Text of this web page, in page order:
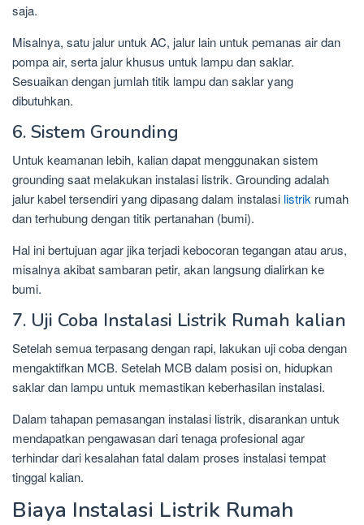
saja.
Misalnya, satu jalur untuk AC, jalur lain untuk pemanas air dan
pompa air, serta jalur khusus untuk lampu dan saklar.
Sesuaikan dengan jumlah titik lampu dan saklar yang
dibutuhkan.
6. Sistem Grounding
Untuk keamanan lebih, kalian dapat menggunakan sistem
grounding saat melakukan instalasi listrik. Grounding adalah
jalur kabel tersendiri yang dipasang dalam instalasi listrik rumah
dan terhubung dengan titik pertanahan (bumi).
Hal ini bertujuan agar jika terjadi kebocoran tegangan atau arus,
misalnya akibat sambaran petir, akan langsung dialirkan ke
bumi.
7. Uji Coba Instalasi Listrik Rumah kalian
Setelah semua terpasang dengan rapi, lakukan uji coba dengan
mengaktifkan MCB. Setelah MCB dalam posisi on, hidupkan
saklar dan lampu untuk memastikan keberhasilan instalasi.
Dalam tahapan pemasangan instalasi listrik, disarankan untuk
mendapatkan pengawasan dari tenaga profesional agar
terhindar dari kesalahan fatal dalam proses instalasi tempat
tinggal kalian.
Biaya Instalasi Listrik Rumah